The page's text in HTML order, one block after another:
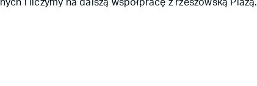
i liczymy na dalszą współpracę z rzeszowską Plazą.